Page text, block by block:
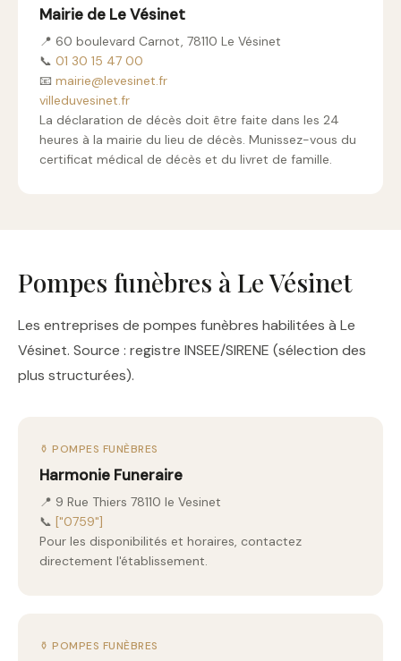
Mairie de Le Vésinet
📍 60 boulevard Carnot, 78110 Le Vésinet
📞 01 30 15 47 00
📧 mairie@levesinet.fr
villeduvesinet.fr
La déclaration de décès doit être faite dans les 24
heures à la mairie du lieu de décès. Munissez-vous du
certificat médical de décès et du livret de famille.
Pompes funèbres à Le Vésinet
Les entreprises de pompes funèbres habilitées à Le
Vésinet. Source : registre INSEE/SIRENE (sélection des
plus structurées).
⚱️ POMPES FUNÈBRES
Harmonie Funeraire
📍 9 Rue Thiers 78110 le Vesinet
📞 ["0759"]
Pour les disponibilités et horaires, contactez
directement l'établissement.
⚱️ POMPES FUNÈBRES